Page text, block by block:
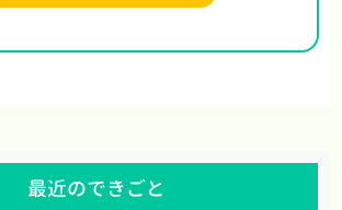
最近のできごと